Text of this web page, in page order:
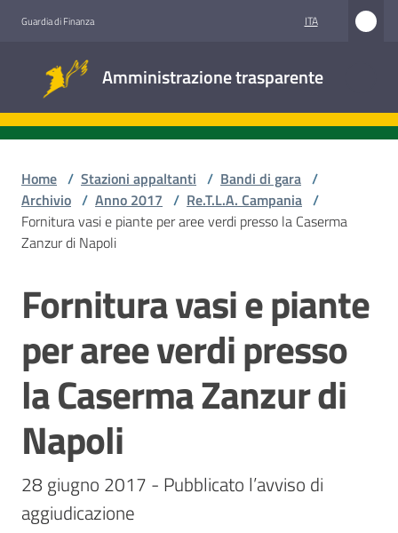
Guardia di Finanza ITA
Amministrazione trasparente
trasparente
Accesso
Stazioni
appaltanti
Contatti
Home / Stazioni appaltanti / Bandi di gara /
Archivio / Anno 2017 / Re.T.L.A. Campania /
Fornitura vasi e piante per aree verdi presso la Caserma
Zanzur di Napoli
Salta al contenuto
Fornitura vasi e piante
per aree verdi presso
la Caserma Zanzur di
Napoli
28 giugno 2017 - Pubblicato l’avviso di